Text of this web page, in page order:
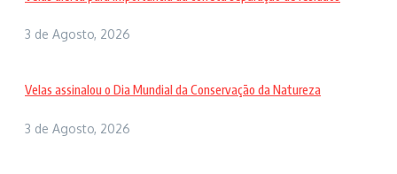
3 de Agosto, 2026
Velas assinalou o Dia Mundial da Conservação da Natureza
3 de Agosto, 2026